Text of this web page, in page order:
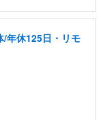
/年休125日・リモ